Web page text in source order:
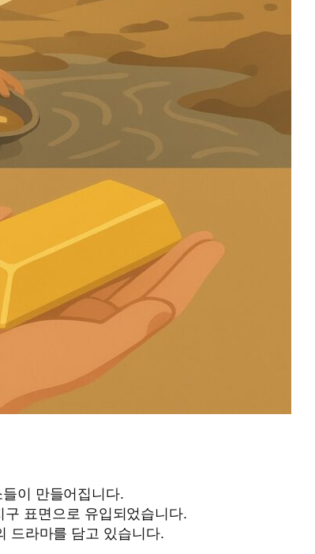
이 만들어집니다.
표면으로 유입되었습니다.
드라마를 담고 있습니다.